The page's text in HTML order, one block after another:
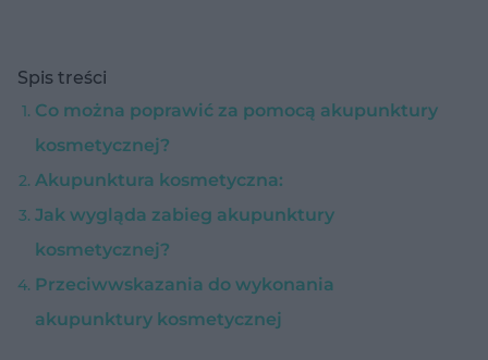
Spis treści
Co można poprawić za pomocą akupunktury
kosmetycznej?
Akupunktura kosmetyczna:
Jak wygląda zabieg akupunktury
kosmetycznej?
Przeciwwskazania do wykonania
akupunktury kosmetycznej